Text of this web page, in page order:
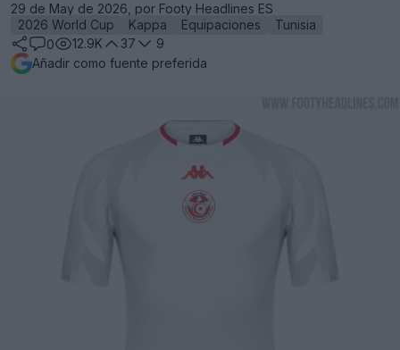
29 de May de 2026, por Footy Headlines ES
2026 World Cup
Kappa Equipaciones
Tunisia
0
12.9K 37
9
Añadir como fuente preferida